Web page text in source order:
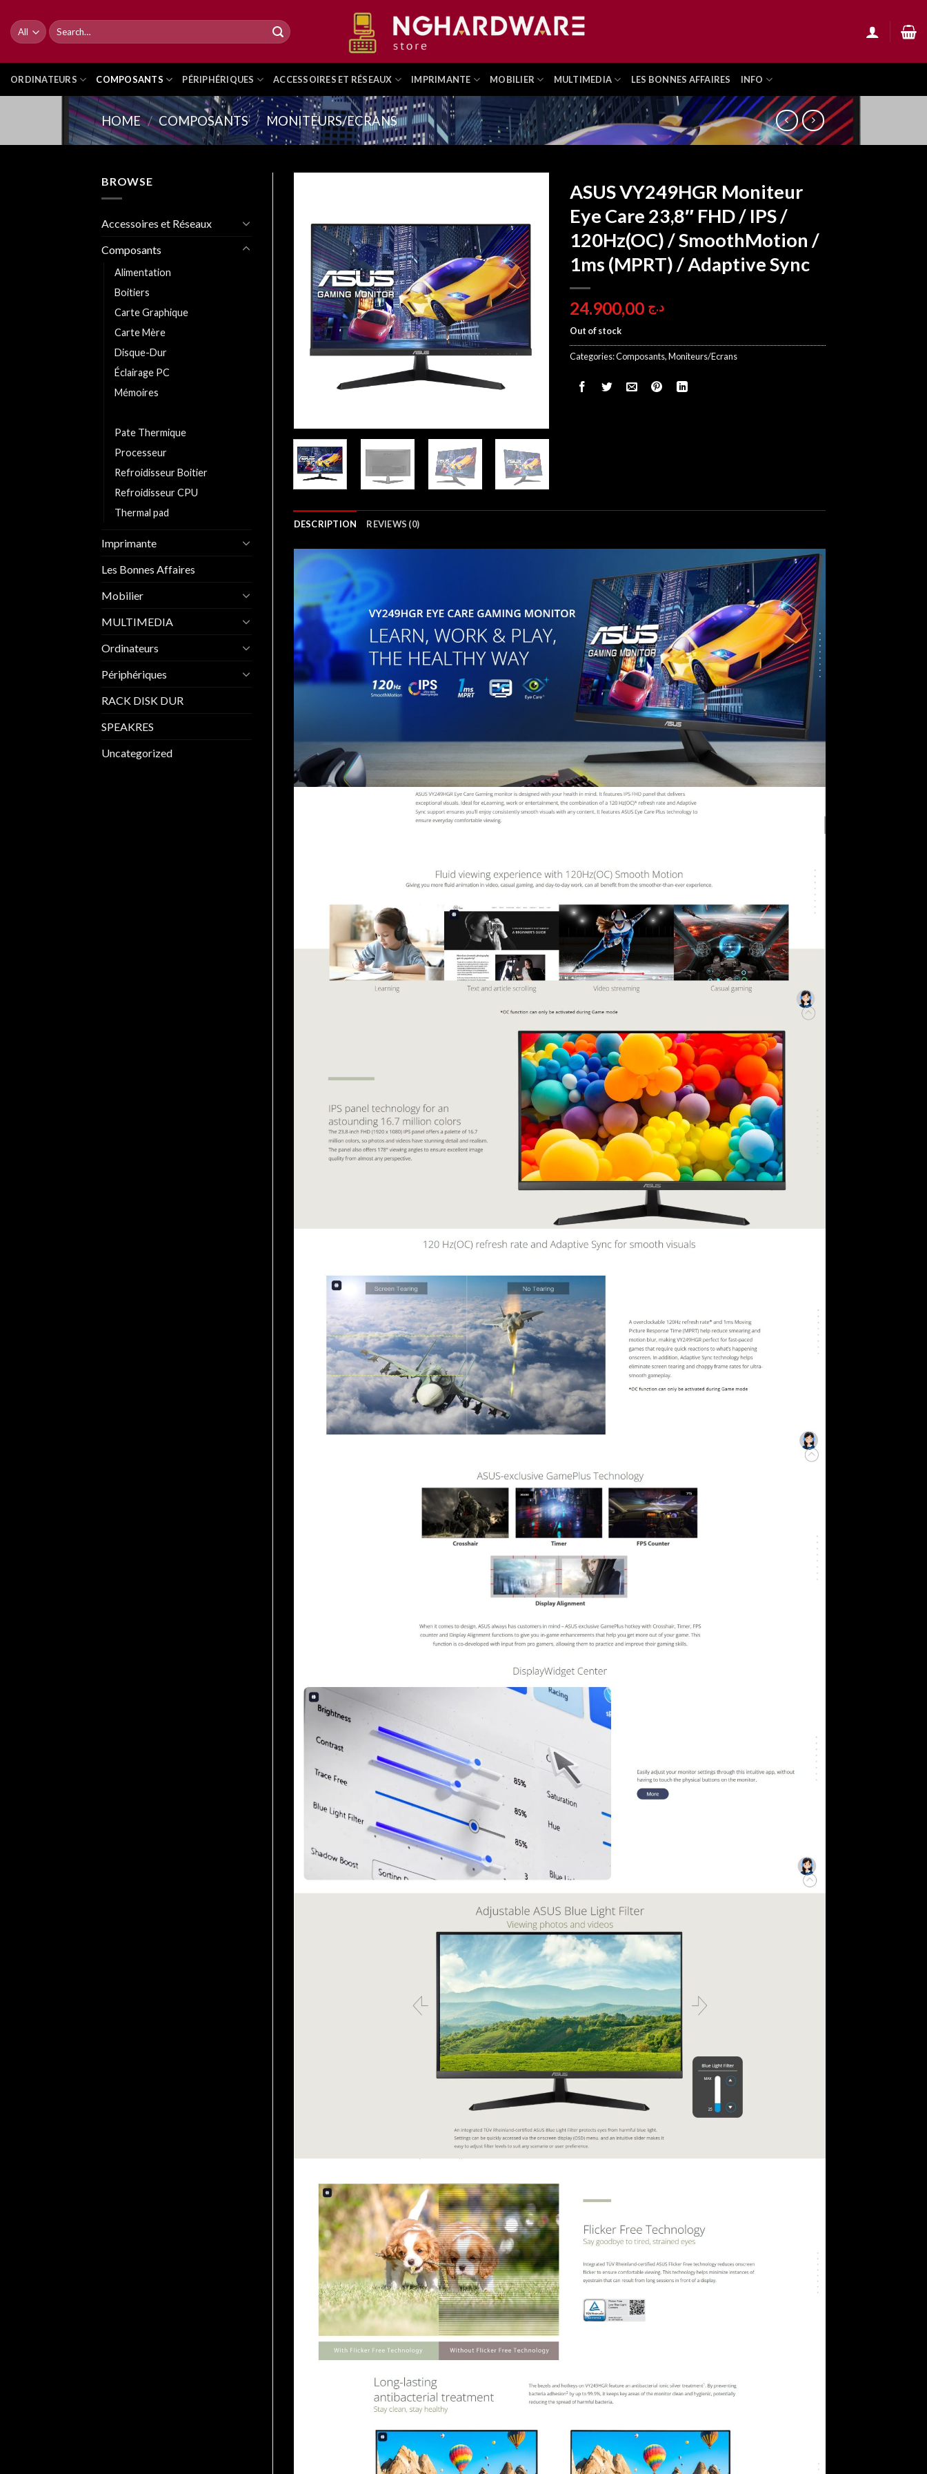
content
Search
for:
ORDINATEURS COMPOSANTS PÉRIPHÉRIQUES ACCESSOIRES ET RÉSEAUX IMPRIMANTE MOBILIER MULTIMEDIA LES BONNES AFFAIRES INFO
HOME / COMPOSANTS / MONITEURS/ECRANS
BROWSE
Accessoires et Réseaux
Composants
Alimentation
Boitiers
Carte Graphique
Carte Mère
Disque-Dur
Éclairage PC
Mémoires
Pate Thermique
Processeur
Refroidisseur Boitier
Refroidisseur CPU
Thermal pad
Imprimante
Les Bonnes Affaires
Mobilier
MULTIMEDIA
Ordinateurs
Périphériques
RACK DISK DUR
SPEAKRES
Uncategorized
ASUS VY249HGR Moniteur
Eye Care 23,8″ FHD / IPS /
120Hz(OC) / SmoothMotion /
1ms (MPRT) / Adaptive Sync
د.ج
Out of stock
Categories:Composants,Moniteurs/Ecrans
DESCRIPTION REVIEWS (0)